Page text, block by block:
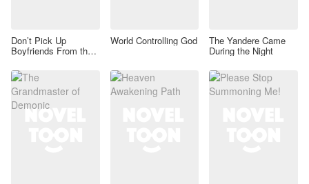
Don’t Pick Up
Boyfriends From the
World Controlling God The Yandere Came
During the Night